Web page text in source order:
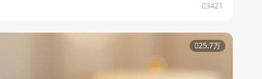
3421
25.7万